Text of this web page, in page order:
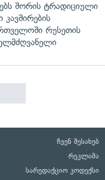
შორის ტრადიციული
რუსეთის
ჩვენ შესახებ
რეკლამა
სარედაქციო კოდექსი